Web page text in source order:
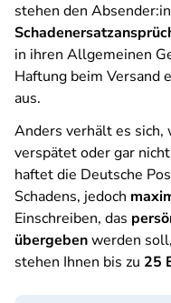
stehen den
in ihren Allgemeinen
Haftung beim Versand
aus.
Anders verhält es sich,
verspätet oder gar
haftet die Deutsche
Schadens, jedoch
Einschreiben, das
übergebenwerden
stehen Ihnen bis zu 25